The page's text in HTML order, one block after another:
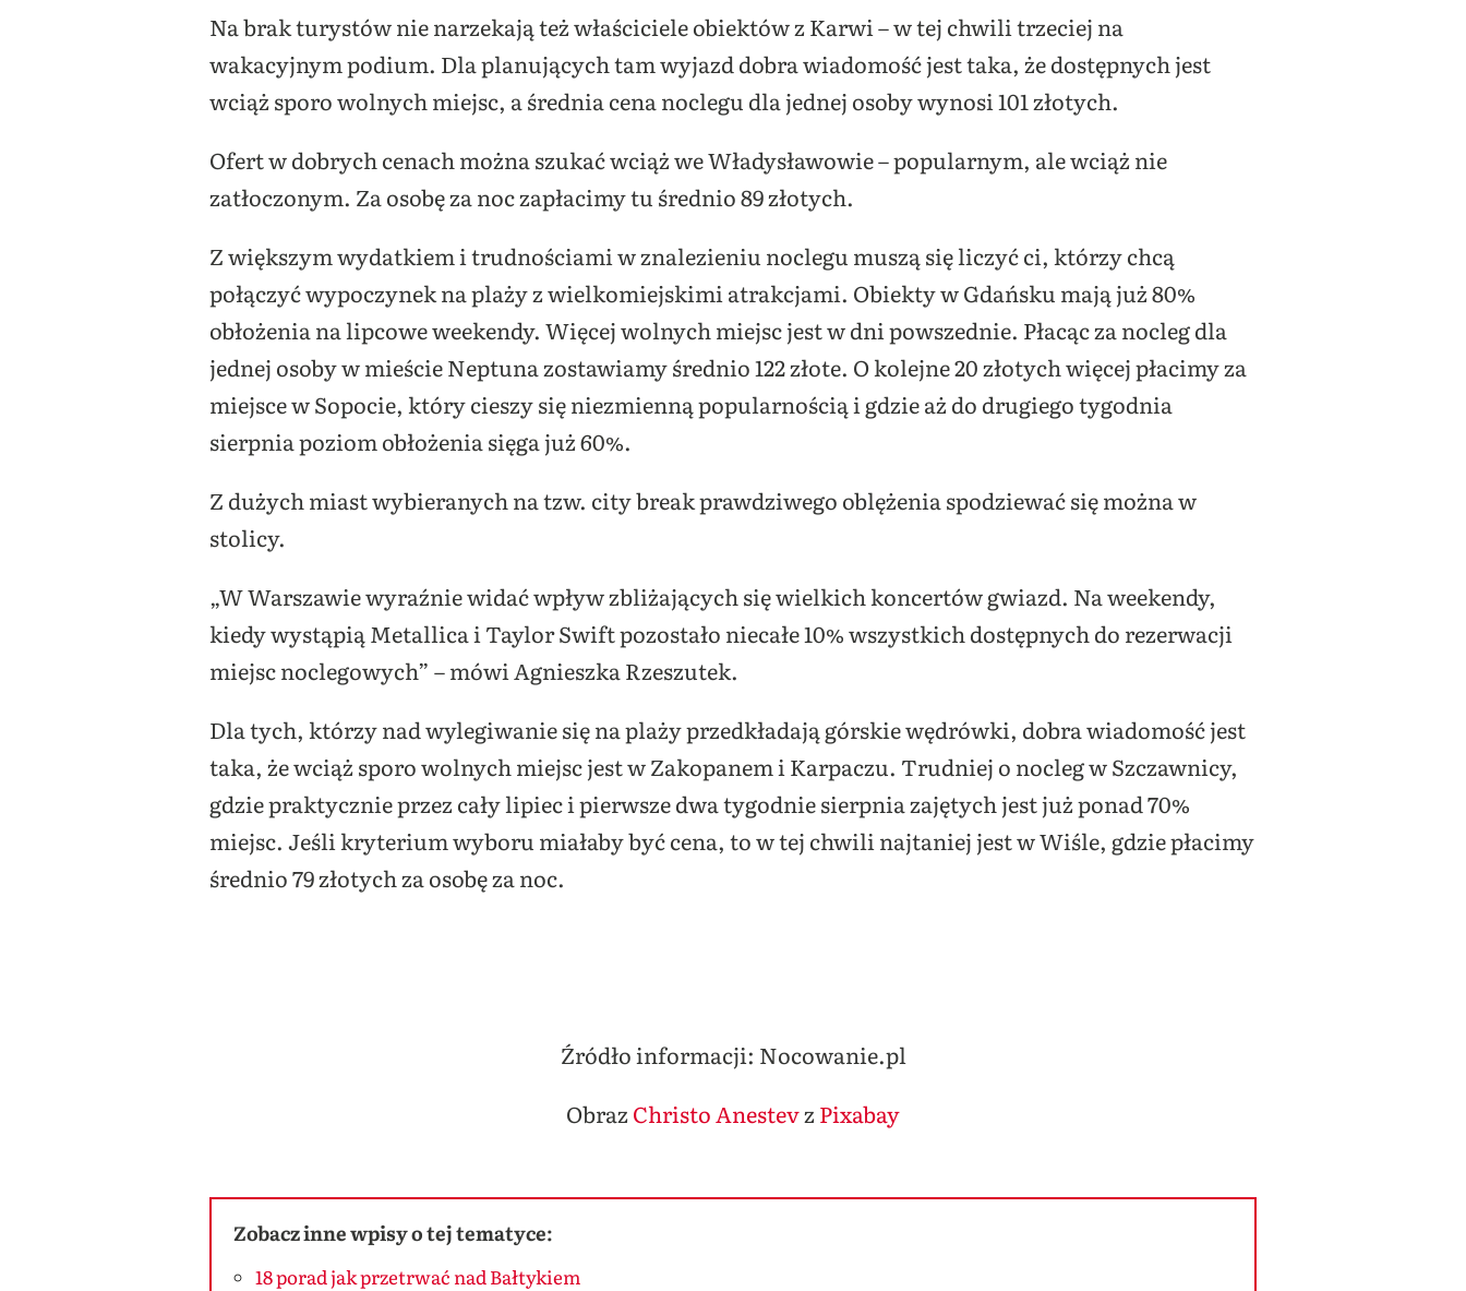
Na brak turystów nie narzekają też właściciele obiektów z Karwi – w tej chwili trzeciej na
wakacyjnym podium. Dla planujących tam wyjazd dobra wiadomość jest taka, że dostępnych jest
wciąż sporo wolnych miejsc, a średnia cena noclegu dla jednej osoby wynosi 101 złotych.
Ofert w dobrych cenach można szukać wciąż we Władysławowie – popularnym, ale wciąż nie
zatłoczonym. Za osobę za noc zapłacimy tu średnio 89 złotych.
Z większym wydatkiem i trudnościami w znalezieniu noclegu muszą się liczyć ci, którzy chcą
połączyć wypoczynek na plaży z wielkomiejskimi atrakcjami. Obiekty w Gdańsku mają już 80%
obłożenia na lipcowe weekendy. Więcej wolnych miejsc jest w dni powszednie. Płacąc za nocleg dla
jednej osoby w mieście Neptuna zostawiamy średnio 122 złote. O kolejne 20 złotych więcej płacimy za
miejsce w Sopocie, który cieszy się niezmienną popularnością i gdzie aż do drugiego tygodnia
sierpnia poziom obłożenia sięga już 60%.
Z dużych miast wybieranych na tzw. city break prawdziwego oblężenia spodziewać się można w
stolicy.
„W Warszawie wyraźnie widać wpływ zbliżających się wielkich koncertów gwiazd. Na weekendy,
kiedy wystąpią Metallica i Taylor Swift pozostało niecałe 10% wszystkich dostępnych do rezerwacji
miejsc noclegowych” – mówi Agnieszka Rzeszutek.
Dla tych, którzy nad wylegiwanie się na plaży przedkładają górskie wędrówki, dobra wiadomość jest
taka, że wciąż sporo wolnych miejsc jest w Zakopanem i Karpaczu. Trudniej o nocleg w Szczawnicy,
gdzie praktycznie przez cały lipiec i pierwsze dwa tygodnie sierpnia zajętych jest już ponad 70%
miejsc. Jeśli kryterium wyboru miałaby być cena, to w tej chwili najtaniej jest w Wiśle, gdzie płacimy
średnio 79 złotych za osobę za noc.
Źródło informacji: Nocowanie.pl
Obraz Christo Anestevz Pixabay
Zobacz inne wpisy o tej tematyce:
18 porad jak przetrwać nad Bałtykiem